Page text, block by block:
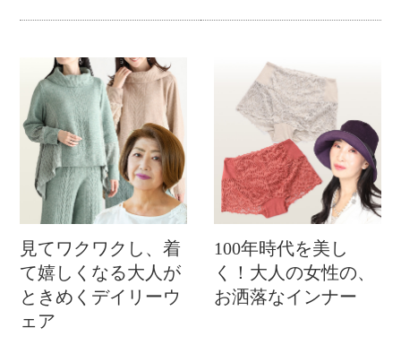
見てワクワクし、着
て嬉しくなる大人が
ときめくデイリーウ
ェア
100年時代を美し
く！大人の女性の、
お洒落なインナー